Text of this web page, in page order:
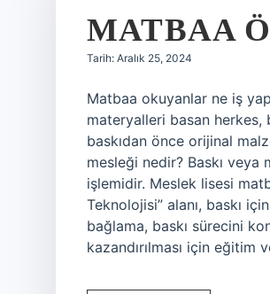
MATBAA
Tarih: Aralık 25, 2024
Matbaa okuyanlar ne iş
materyalleri basan herkes,
baskıdan önce orijinal
mesleği nedir? Baskı veya
işlemidir. Meslek lisesi
Teknolojisi” alanı, baskı
bağlama, baskı sürecini
kazandırılması için eğitim